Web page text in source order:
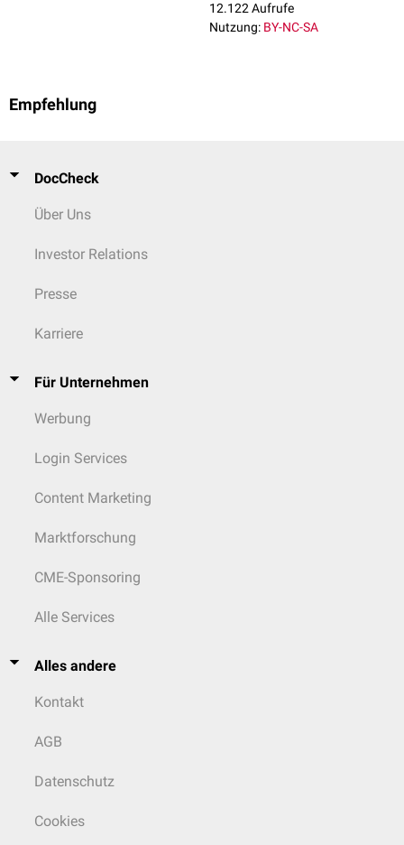
12.122 Aufrufe
Nutzung: BY-NC-SA
Empfehlung
DocCheck
Über Uns
Investor Relations
Presse
Karriere
Für Unternehmen
Werbung
Login Services
Content Marketing
Marktforschung
CME-Sponsoring
Alle Services
Alles andere
Kontakt
AGB
Datenschutz
Cookies